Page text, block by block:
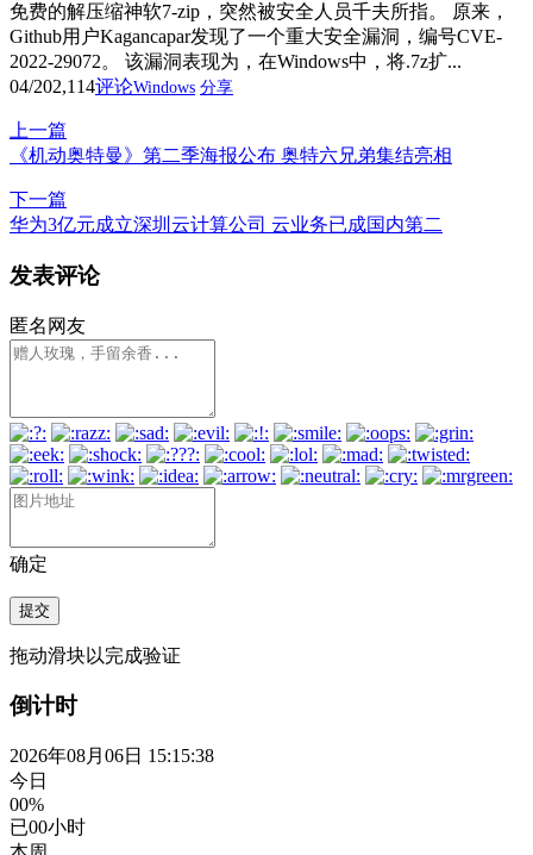
免费的解压缩神软7-zip，突然被安全人员千夫所指。 原来，
Github用户Kagancapar发现了一个重大安全漏洞，编号CVE-
2022-29072。 该漏洞表现为，在Windows中，将.7z扩...
04/202,114评论Windows 分享
上一篇
《机动奥特曼》第二季海报公布 奥特六兄弟集结亮相
下一篇
华为3亿元成立深圳云计算公司 云业务已成国内第二
发表评论
匿名网友
确定
提交
拖动滑块以完成验证
倒计时
2026年08月06日 15:15:39
今日
00%
已00小时